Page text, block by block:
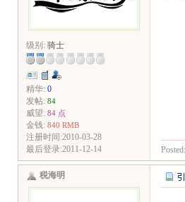
级别: 骑士
精华: 0
发帖: 84
威望: 84 点
金钱: 840 RMB
注册时间:2010-03-28
最后登录:2011-12-14
税海明